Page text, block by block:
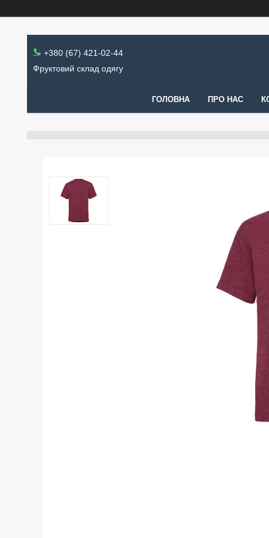
+380 (67) 421-02-44
Фруктовий склад одягу
ГОЛОВНА ПРО НАС